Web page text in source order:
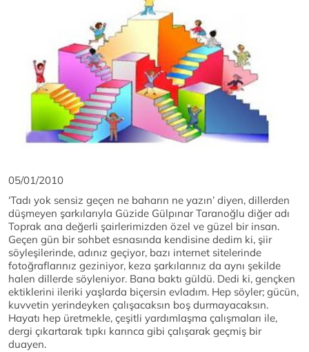
05/01/2010
‘Tadı yok sensiz geçen ne baharın ne yazın’ diyen, dillerden
düşmeyen şarkılarıyla Güzide Gülpınar Taranoğlu diğer adı
Toprak ana değerli şairlerimizden özel ve güzel bir insan.
Geçen gün bir sohbet esnasında kendisine dedim ki, şiir
söyleşilerinde, adınız geçiyor, bazı internet sitelerinde
fotoğraflarınız geziniyor, keza şarkılarınız da aynı şekilde
halen dillerde söyleniyor. Bana baktı güldü. Dedi ki, gençken
ektiklerini ileriki yaşlarda biçersin evladım. Hep söyler; gücün,
kuvvetin yerindeyken çalışacaksın boş durmayacaksın.
Hayatı hep üretmekle, çeşitli yardımlaşma çalışmaları ile,
dergi çıkartarak tıpkı karınca gibi çalışarak geçmiş bir
duayen.